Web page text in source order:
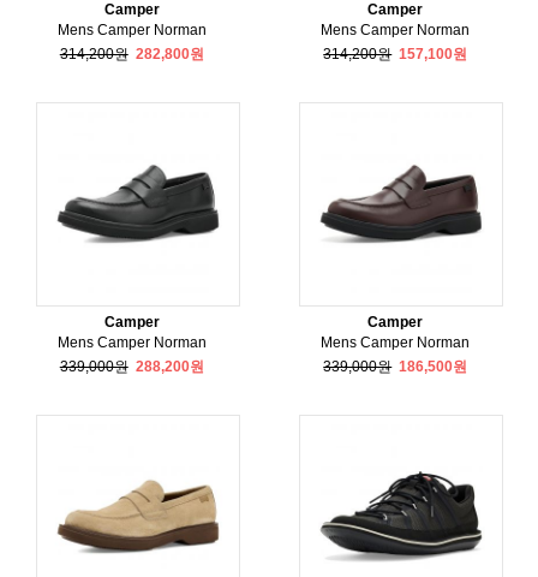
Camper
Mens Camper Norman
314,200원 282,800원
Camper
Mens Camper Norman
314,200원 157,100원
Camper
Mens Camper Norman
339,000원 288,200원
Camper
Mens Camper Norman
339,000원 186,500원